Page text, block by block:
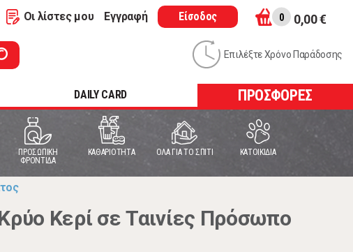
Οι λίστες μου Εγγραφή Είσοδος 0 0,00 €
Επιλέξτε Χρόνο Παράδοσης
DAILY CARD ΠΡΟΣΦΟΡΕΣ
ΠΡΟΣΩΠΙΚΗ
ΦΡΟΝΤΙΔΑ
ΚΑΘΑΡΙΟΤΗΤΑ ΟΛΑ ΓΙΑ ΤΟ ΣΠΙΤΙ ΚΑΤΟΙΚΙΔΙΑ
Κερί σε Ταινίες Πρόσωπο